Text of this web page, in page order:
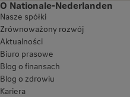
O Nationale-Nederlanden
Nasze spółki
Zrównoważony rozwój
Aktualności
Biuro prasowe
Blog o finansach
Blog o zdrowiu
Kariera